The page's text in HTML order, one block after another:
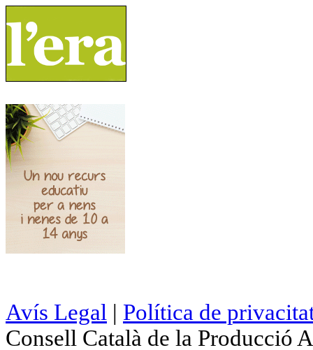
Avís Legal | Política de
Consell Català de la Producció